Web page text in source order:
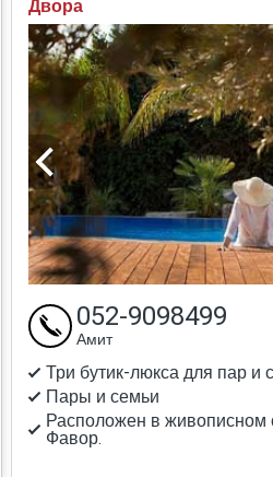
Двора
Три бутик-люкса для пар и
Пары и семьи
Расположен в живописном
Фавор.
052-9098499
Амит